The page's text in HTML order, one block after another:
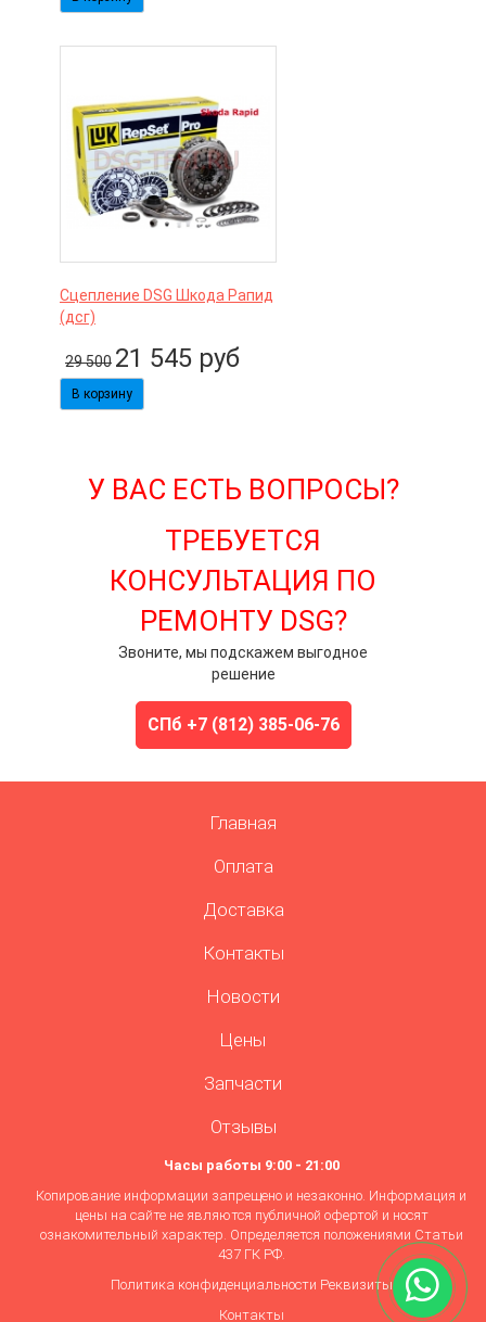
Сцепление DSG Шкода Рапид
(дсг)
29 500 21 545 руб
У ВАС ЕСТЬ ВОПРОСЫ?
ТРЕБУЕТСЯ
КОНСУЛЬТАЦИЯ ПО
РЕМОНТУ DSG?
Звоните, мы подскажем выгодное
решение
СПб +7 (812) 385-06-76
Главная
Оплата
Доставка
Контакты
Новости
Цены
Запчасти
Отзывы
Часы работы 9:00 - 21:00
Копирование информации запрещено и незаконно. Информация и
цены на сайте не являются публичной офертой и носят
ознакомительный характер. Определяется положениями Статьи
437 ГК РФ.
Политика конфиденциальности Реквизиты
Контакты